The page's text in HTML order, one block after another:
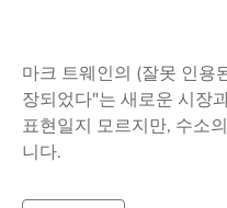
마크 트웨인의 (잘못 인용
장되었다"는 새로운 시장
표현일지 모르지만, 수소
니다.